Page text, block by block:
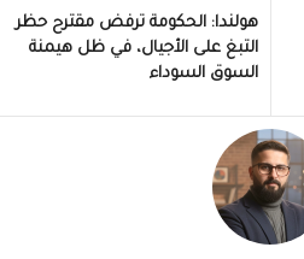
هولندا: الحكومة ترفض مقترح حظر
التبغ على الأجيال، في ظل هيمنة
السوق السوداء